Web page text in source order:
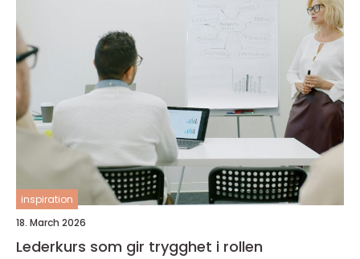
inspiration
18. March 2026
Lederkurs som gir trygghet i rollen